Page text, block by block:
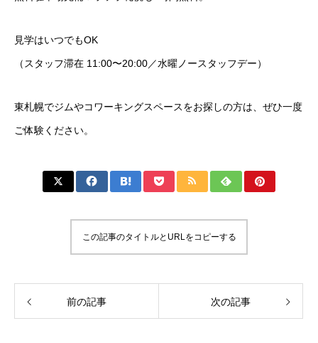
見学はいつでもOK
（スタッフ滞在 11:00〜20:00／水曜ノースタッフデー）
東札幌でジムやコワーキングスペースをお探しの方は、ぜひ一度
ご体験ください。
この記事のタイトルとURLをコピーする
前の記事 次の記事